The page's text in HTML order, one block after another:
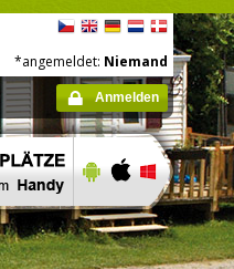
*angemeldet: Niemand
Anmelden